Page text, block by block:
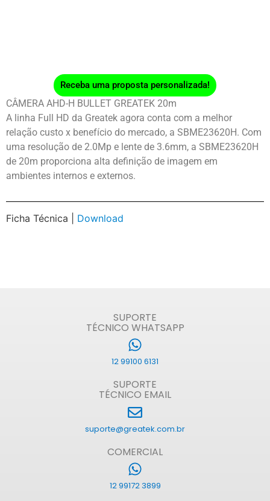
Receba uma proposta personalizada!
CÂMERA AHD-H BULLET GREATEK 20m
A linha Full HD da Greatek agora conta com a melhor
relação custo x benefício do mercado, a SBME23620H. Com
uma resolução de 2.0Mp e lente de 3.6mm, a SBME23620H
de 20m proporciona alta definição de imagem em
ambientes internos e externos.
Ficha Técnica | Download
SUPORTE
TÉCNICO WHATSAPP
12 99100 6131
SUPORTE
TÉCNICO EMAIL
suporte@greatek.com.br
COMERCIAL
12 99172 3899